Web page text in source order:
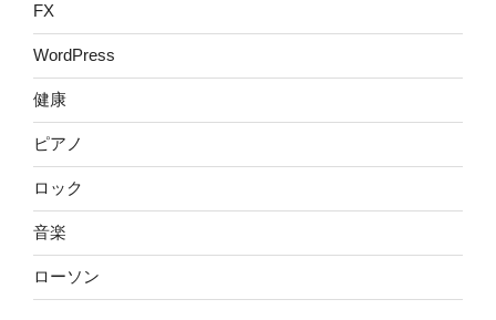
FX
WordPress
健康
ピアノ
ロック
音楽
ローソン